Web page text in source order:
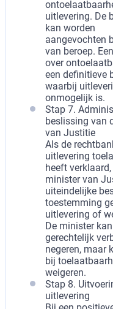
uitlevering. De
kan worden
aangevochten
van beroep.
over
een definitieve
waarbij
onmogelijk is.
Stap 7.
beslissing van
van Justitie
Als de
uitlevering
heeft
minister van
uiteindelijke
toestemming
uitlevering of
De minister
gerechtelijk
negeren, maar
bij
weigeren.
Stap 8.
uitlevering